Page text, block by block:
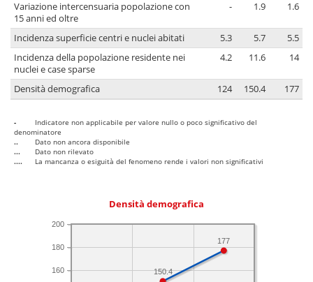
Variazione intercensuaria popolazione con
15 anni ed oltre
- 1.9 1.6
Incidenza superficie centri e nuclei abitati 5.3 5.7
5.5
Incidenza della popolazione residente nei
nuclei e case sparse
4.2 11.6 14
Densità demografica 124 150.4 177
-
Indicatore non applicabile per valore nullo o poco significativo del
denominatore
..
Dato non ancora disponibile
...
Dato non rilevato
....
La mancanza o esiguità del fenomeno rende i valori non significativi
Densità demografica
160
180
200
177
150.4